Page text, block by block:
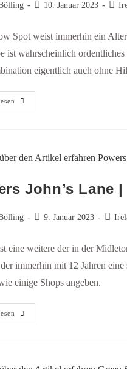
10. Januar 2023
Spot weist immerhin ein
ist wahrscheinlich
eigentlich auch ohne
John’s Lane
9. Januar 2023
eine weitere der in der
immerhin mit 12 Jahren
einige Shops angeben.